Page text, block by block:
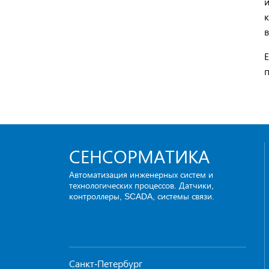
СЕНСОРМАТИКА
Автоматизация инженерных систем и
технологических процессов. Датчики,
контроллеры, SCADA, системы связи.
Санкт-Петербург